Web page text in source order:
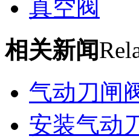
真空阀
相关新闻
气动刀闸
安装气动